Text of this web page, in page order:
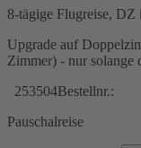
8-tägige Flugreise,
Upgrade auf
Zimmer) - nur solange
253504Bestellnr.:
Pauschalreise